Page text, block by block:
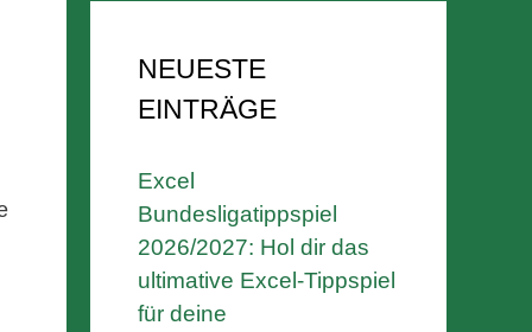
NEUESTE
EINTRÄGE
Excel
Bundesligatippspiel
2026/2027: Hol dir das
ultimative Excel-Tippspiel
für deine